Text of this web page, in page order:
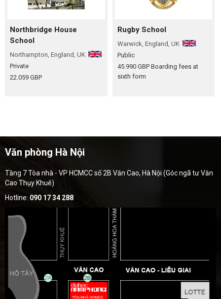
Northbridge House
School
Northampton, England, UK
Private
22.059 GBP
Rugby School
Warwick, England, UK
Public
45.990 GBP Boarding fees at
sixth form
Văn phòng Hà Nội
Tầng 7 Tòa nhà - VP HCMCC số 2B Văn Cao, Hà Nội (Góc ngã tư Văn
Cao Thụy Khuê)
Hotline: 090 17 34 288